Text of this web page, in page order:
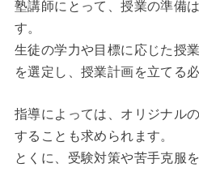
塾講師にとって、授業の準備
す。
生徒の学力や目標に応じた授
を選定し、授業計画を立てる
指導によっては、オリジナル
することも求められます。
とくに、受験対策や苦手克服